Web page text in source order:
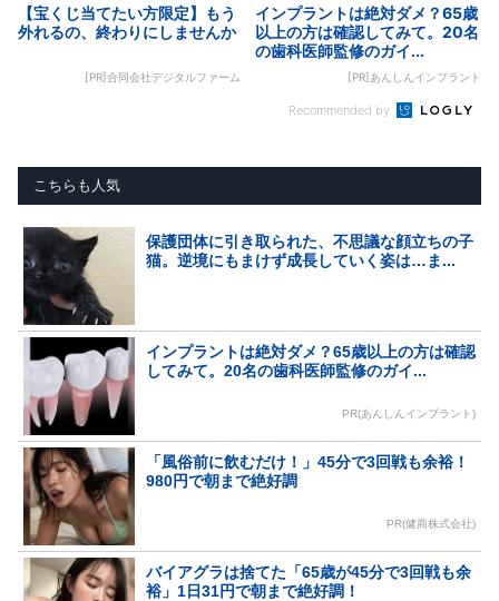
【宝くじ当てたい方限定】もう
外れるの、終わりにしませんか
[PR]合同会社デジタルファーム
インプラントは絶対ダメ？65歳
以上の方は確認してみて。20名
の歯科医師監修のガイ...
[PR]あんしんインプラント
Recommended by
こちらも人気
保護団体に引き取られた、不思議な顔立ちの子
猫。逆境にもまけず成長していく姿は…ま...
インプラントは絶対ダメ？65歳以上の方は確認
してみて。20名の歯科医師監修のガイ...
PR(あんしんインプラント)
「風俗前に飲むだけ！」45分で3回戦も余裕！
980円で朝まで絶好調
PR(健商株式会社)
バイアグラは捨てた「65歳が45分で3回戦も余
裕」1日31円で朝まで絶好調！